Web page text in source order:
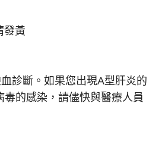
發黃
診斷。如果您出現A型肝炎的
毒的感染，請儘快與醫療人員